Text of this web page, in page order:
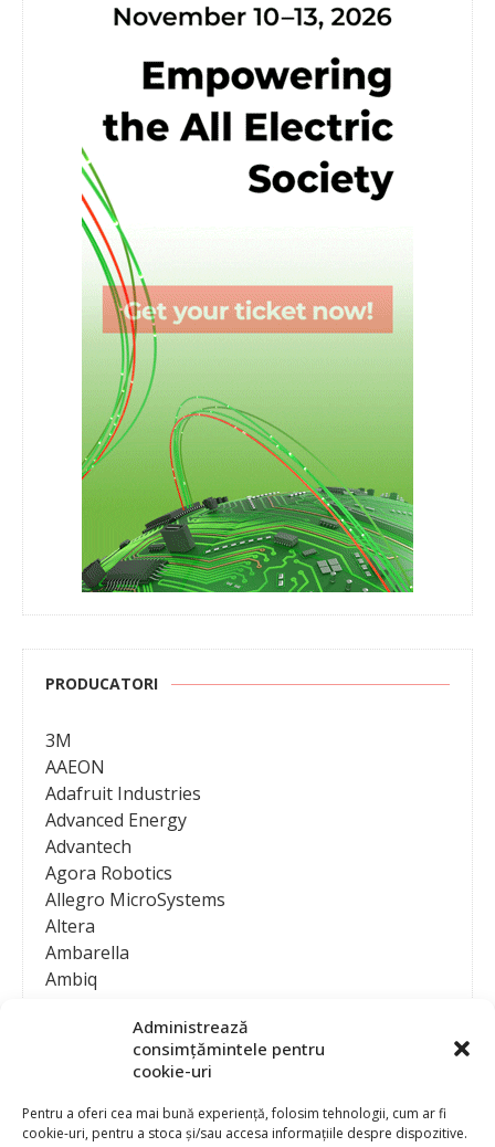
Administrează
consimțămintele pentru
cookie-uri
Pentru a oferi cea mai bună experiență, folosim tehnologii, cum ar fi
cookie-uri, pentru a stoca și/sau accesa informațiile despre dispozitive.
PRODUCATORI
3M
AAEON
Adafruit Industries
Advanced Energy
Advantech
Agora Robotics
Allegro MicroSystems
Altera
Ambarella
Ambiq
Analog Devices
Anritsu Corporation
Ansys
APS